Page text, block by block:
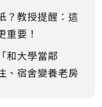
？教授提醒：這
重要！
和大學當鄰
、宿舍變養老房